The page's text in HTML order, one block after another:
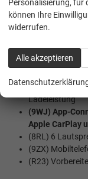
(I8U) Radio
Farbdisplay
(U9G) Extern,
Ladeleistung
(9WJ) App-
Apple CarPlay
(8RL) 6
(9ZX)
(R23)
Personalisierung, für
können Ihre
widerrufen.
Alle akzeptieren